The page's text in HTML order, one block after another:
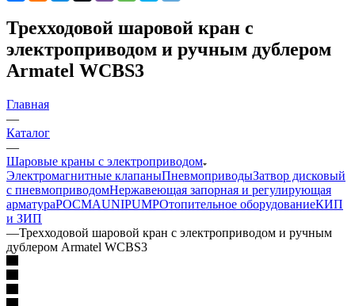
Трехходовой шаровой кран с
электроприводом и ручным дублером
Armatel WCBS3
Главная
—
Каталог
—
Шаровые краны с электроприводом
Электромагнитные клапаныПневмоприводыЗатвор дисковый
с пневмоприводомНержавеющая запорная и регулирующая
арматураРОСМАUNIPUMPОтопительное оборудованиеКИП
и ЗИП
—Трехходовой шаровой кран с электроприводом и ручным
дублером Armatel WCBS3